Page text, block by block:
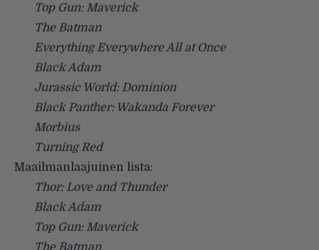
Top Gun: Maverick
The Batman
Everything Everywhere All at Once
Black Adam
Jurassic World: Dominion
Black Panther: Wakanda Forever
Morbius
Turning Red
Maailmanlaajuinen lista:
Thor: Love and Thunder
Black Adam
Top Gun: Maverick
The Batman